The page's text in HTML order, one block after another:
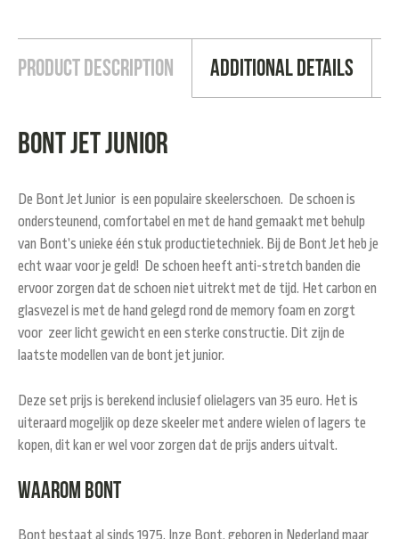
Product Description Additional Details
Bont Jet Junior
De Bont Jet Junior is een populaire skeelerschoen. De schoen is
ondersteunend, comfortabel en met de hand gemaakt met behulp
van Bont’s unieke één stuk productietechniek. Bij de Bont Jet heb je
echt waar voor je geld! De schoen heeft anti-stretch banden die
ervoor zorgen dat de schoen niet uitrekt met de tijd. Het carbon en
glasvezel is met de hand gelegd rond de memory foam en zorgt
voor zeer licht gewicht en een sterke constructie. Dit zijn de
laatste modellen van de bont jet junior.
Deze set prijs is berekend inclusief olielagers van 35 euro. Het is
uiteraard mogeljik op deze skeeler met andere wielen of lagers te
kopen, dit kan er wel voor zorgen dat de prijs anders uitvalt.
Waarom Bont
Bont bestaat al sinds 1975. Inze Bont, geboren in Nederland maar